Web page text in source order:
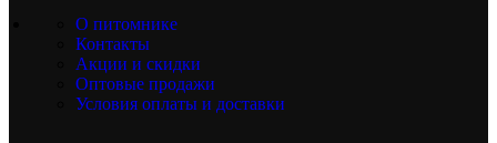
О питомнике
Контакты
Акции и скидки
Оптовые продажи
Условия оплаты и доставки